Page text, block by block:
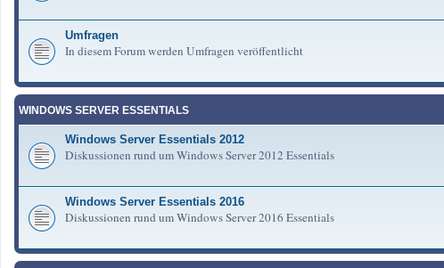
Umfragen
In diesem Forum werden Umfragen veröffentlicht
WINDOWS SERVER ESSENTIALS
Windows Server Essentials 2012
Diskussionen rund um Windows Server 2012 Essentials
Windows Server Essentials 2016
Diskussionen rund um Windows Server 2016 Essentials